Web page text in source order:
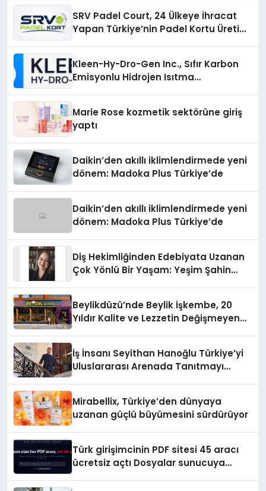
SRV Padel Court, 24 Ülkeye İhracat
Yapan Türkiye’nin Padel Kortu Üretim
Kleen-Hy-Dro-Gen Inc., Sıfır Karbon
Emisyonlu Hidrojen Isıtma
Marie Rose kozmetik sektörüne giriş
yaptı
Daikin’den akıllı iklimlendirmede yeni
dönem: Madoka Plus Türkiye’de
Daikin’den akıllı iklimlendirmede yeni
dönem: Madoka Plus Türkiye’de
Diş Hekimliğinden Edebiyata Uzanan
Çok Yönlü Bir Yaşam: Yeşim Şahin
Beylikdüzü’nde Beylik İşkembe, 20
Yıldır Kalite ve Lezzetin Değişmeyen
İş İnsanı Seyithan Hanoğlu Türkiye’yi
Uluslararası Arenada Tanıtmayı
Mirabellix, Türkiye’den dünyaya
uzanan güçlü büyümesini sürdürüyor
Türk girişimcinin PDF sitesi 45 aracı
ücretsiz açtı Dosyalar sunucuya